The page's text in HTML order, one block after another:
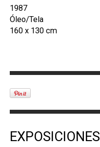
1987
Óleo/Tela
160 x 130 cm
EXPOSICIONES